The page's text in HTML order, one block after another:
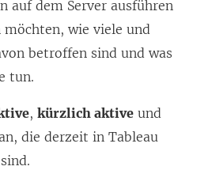
auf dem Server ausführen
möchten, wie viele und
betroffen sind und was
tun.
, kürzlich aktive und
die derzeit in Tableau